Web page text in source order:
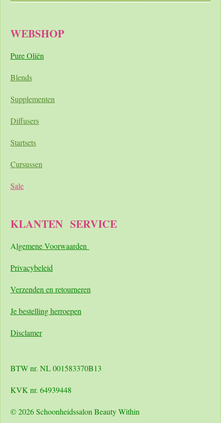
WEBSHOP
Pure Oliën
Blends
Supplementen
Diffusers
Startsets
Cursussen
Sale
KLANTEN SERVICE
Algemene Voorwaarden
Privacybeleid
Verzenden en retourneren
Je bestelling herroepen
Disclamer
BTW nr. NL 001583370B13
KVK nr. 64939448
© 2026 Schoonheidssalon Beauty Within